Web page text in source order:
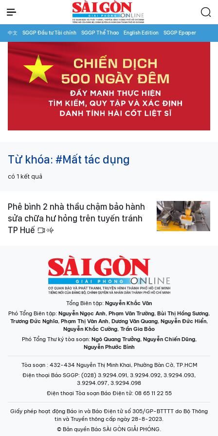
中文 SGGP Đầu tư Tài chính SGGP Thể Thao English Edition SGGP Epaper
Từ khóa: #Mất tác dụng
có 1 kết quả
Phê bình 2 nhà thầu chậm bảo hành
sửa chữa hư hỏng trên tuyến tránh
TP Huế
Tổng Biên tập: Nguyễn Khắc Văn
Phó Tổng Biên tập: Nguyễn Ngọc Anh, Phạm Văn Trường, Bùi Thị Hồng Sương,
Trương Đức Nghĩa, Phạm Thị Vân Anh, Dương Văn Quang, Nguyễn Đức Hiển,
Nguyễn Khắc Cường, Trần Gia Bảo
Phó Tổng Thư ký tòa soạn: Ngô Quang Trưởng, Nguyễn Chiến Dũng,
Nguyễn Phước Bình
Tòa soạn : 432-434 Nguyễn Thị Minh Khai, Phường Bàn Cờ, TP.HCM
Điện thoại Báo SGGP: (028) 3.9294.091, 3.9294.092, 3.9294.093,
3.9294.097, 3.9294.098
Điện thoại Tòa soạn Báo Điện tử: 08 65 11 22 55
Giấy phép hoạt động Báo in và Báo Điện tử số 305/GP-BTTTT do Bộ Thông
tin và Truyền thông cấp ngày 28-8-2023.
© Bản quyền Báo SÀI GÒN GIẢI PHÓNG.